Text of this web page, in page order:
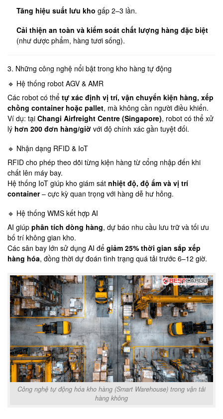
Tăng hiệu suất lưu kho gấp 2–3 lần.
Cải thiện an toàn và kiểm soát chất lượng hàng đặc biệt
(như dược phẩm, hàng tươi sống).
3. Những công nghệ nổi bật trong kho hàng tự động
🔹 Hệ thống robot AGV & AMR
Các robot có thể tự xác định vị trí, vận chuyển kiện hàng, xếp
chồng container hoặc pallet, mà không cần người điều khiển.
Ví dụ: tại Changi Airfreight Centre (Singapore), robot có thể xử
lý hơn 200 đơn hàng/giờ với độ chính xác gần tuyệt đối.
🔹 Nhận dạng RFID & IoT
RFID cho phép theo dõi từng kiện hàng từ cổng nhập đến khi
chất lên máy bay.
Hệ thống IoT giúp kho giám sát nhiệt độ, độ ẩm và vị trí
container– cực kỳ quan trọng với hàng dễ hư hỏng.
🔹 Hệ thống WMS kết hợp AI
AI giúp phân tích dòng hàng, dự báo nhu cầu lưu trữ và tối ưu
bố trí không gian kho.
Các sân bay lớn sử dụng AI để giảm 25% thời gian sắp xếp
hàng hóa, đồng thời dự đoán tình trạng quá tải trước 6–12 giờ.
Công nghệ tự động hóa kho hàng (Smart Warehouse) trong vận tải
hàng không